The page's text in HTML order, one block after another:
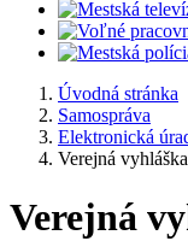
Úvodná stránka
Samospráva
Elektronická
Verejná vyhláška
Verejná